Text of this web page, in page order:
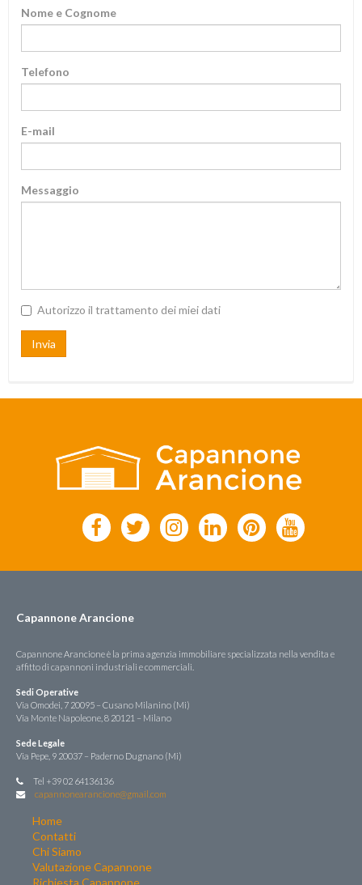
Nome e Cognome
Telefono
E-mail
Messaggio
Autorizzo il trattamento dei miei dati
Invia
Capannone Arancione
Capannone Arancione è la prima agenzia immobiliare specializzata nella vendita e
affitto di capannoni industriali e commerciali.
Sedi Operative
Via Omodei, 7 20095 – Cusano Milanino (Mi)
Via Monte Napoleone, 8 20121 – Milano
Sede Legale
Via Pepe, 9 20037 – Paderno Dugnano (Mi)
Tel +39 02 64136136
capannonearancione@gmail.com
Home
Contatti
Chi Siamo
Valutazione Capannone